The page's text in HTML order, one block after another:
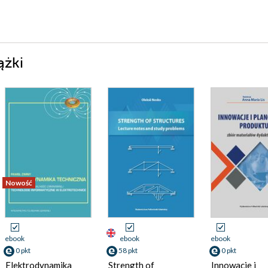
Nowość
ebook
0 pkt
Elektrodynamika
ebook
58 pkt
Strength of
ebook
0 pkt
Innowacje i